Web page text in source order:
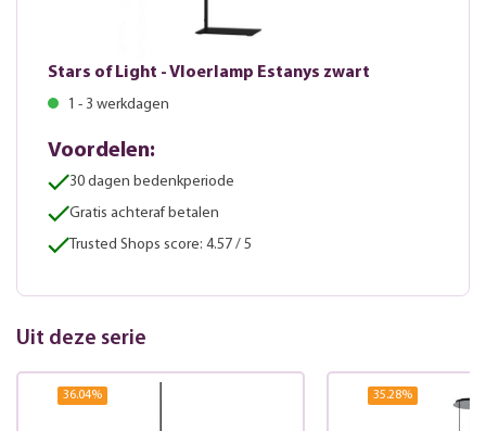
Stars of Light - Vloerlamp Estanys zwart
1 - 3 werkdagen
Voordelen:
30 dagen bedenkperiode
Gratis achteraf betalen
Trusted Shops score: 4.57 / 5
Uit deze serie
36.04% 35.28%